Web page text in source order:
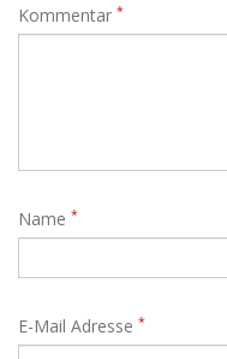
Kommentar *
Name *
E-Mail Adresse *